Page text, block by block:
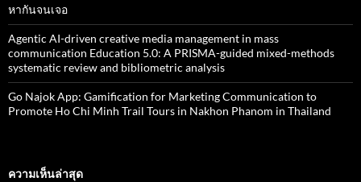
หากันจนเจอ
Agentic AI-driven creative media management in mass
communication Education 5.0: A PRISMA-guided mixed-methods
systematic review and bibliometric analysis
Go Najok App: Gamification for Marketing Communication to
Promote Ho Chi Minh Trail Tours in Nakhon Phanom in Thailand
ความเห็นล่าสุด